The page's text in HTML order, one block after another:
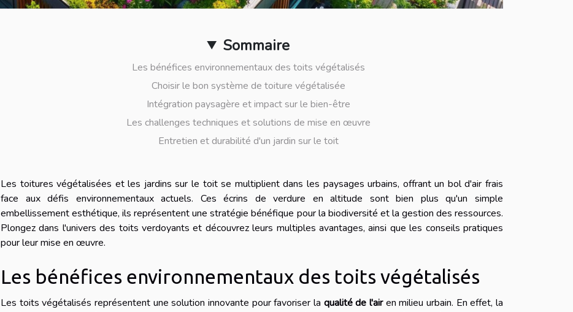
Sommaire
Les bénéfices environnementaux des toits végétalisés
Choisir le bon système de toiture végétalisée
Intégration paysagère et impact sur le bien-être
Les challenges techniques et solutions de mise en œuvre
Entretien et durabilité d'un jardin sur le toit
Les toitures végétalisées et les jardins sur le toit se multiplient dans les paysages urbains, offrant un bol d'air frais
face aux défis environnementaux actuels. Ces écrins de verdure en altitude sont bien plus qu'un simple
embellissement esthétique, ils représentent une stratégie bénéfique pour la biodiversité et la gestion des ressources.
Plongez dans l'univers des toits verdoyants et découvrez leurs multiples avantages, ainsi que les conseils pratiques
pour leur mise en œuvre.
Les bénéfices environnementaux des toits végétalisés
Les toits végétalisés représentent une solution innovante pour favoriser la qualité de l'airen milieu urbain. En effet, la